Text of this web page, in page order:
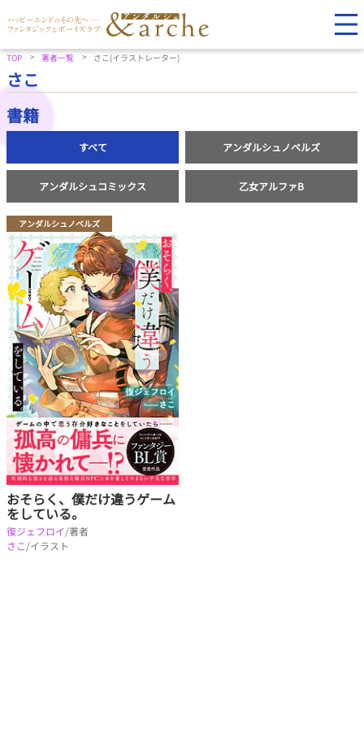
TOP 著者一覧 さこ(イラストレーター)
さこ
書籍
すべて アンダルシュノベルズ
アンダルシュコミックス 乙女アルファB
アンダルシュノベルズ
おそらく、僕だけ違うゲーム
をしている。
復ジェフロイ/著者
さこ /イラスト